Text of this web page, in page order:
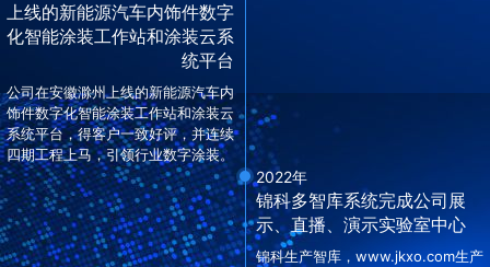
上线的新能源汽车内饰件数字
化智能涂装工作站和涂装云系
统平台
公司在安徽滁州上线的新能源汽车内
饰件数字化智能涂装工作站和涂装云
系统平台，得客户一致好评，并连续
四期工程上马，引领行业数字涂装。
2022年
锦科多智库系统完成公司展
示、直播、演示实验室中心
锦科生产智库，www.jkxo.com生产